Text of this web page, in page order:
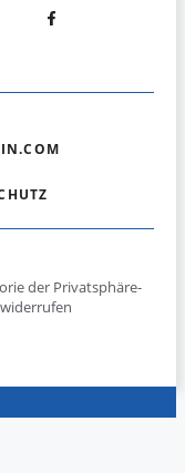
der Privatsphäre-